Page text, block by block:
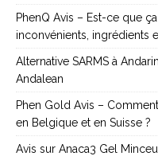
PhenQ Avis – Est-ce que
inconvénients, ingrédients
Alternative SARMS à
Andalean
Phen Gold Avis –
en Belgique et en Suisse ?
Avis sur Anaca3 Gel